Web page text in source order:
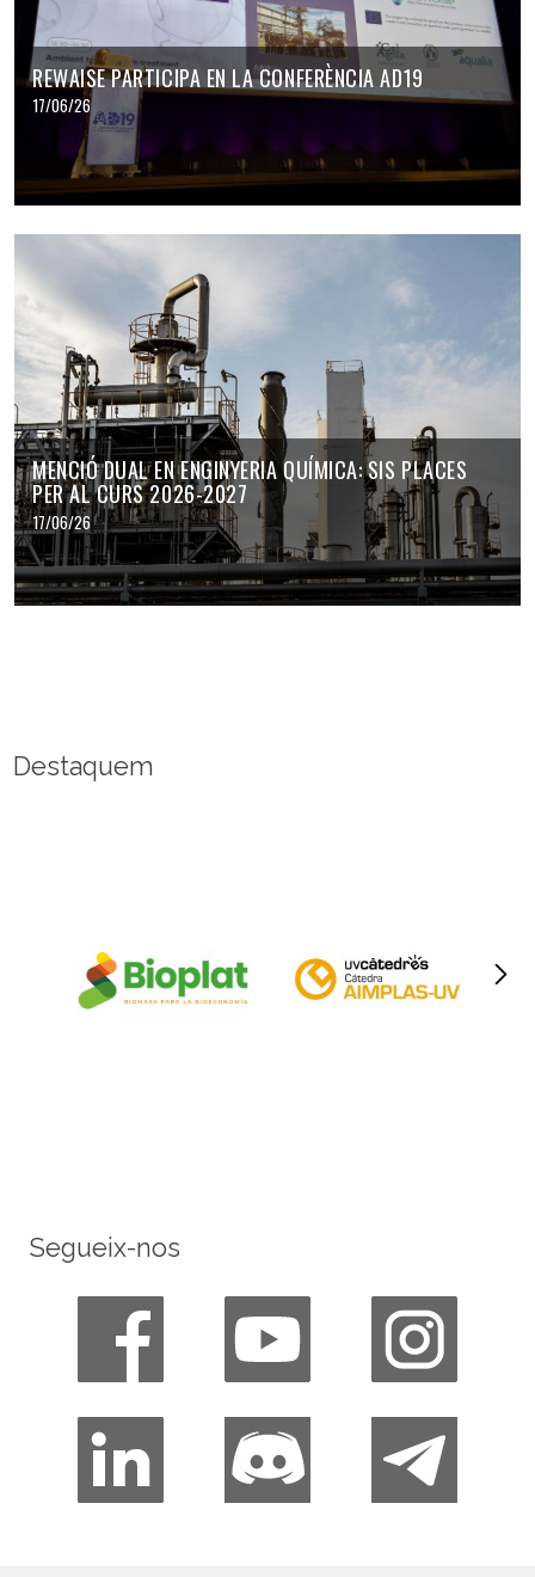
REWAISE PARTICIPA EN LA CONFERÈNCIA AD19
17/06/26
MENCIÓ DUAL EN ENGINYERIA QUÍMICA: SIS PLACES
PER AL CURS 2026-2027
17/06/26
Destaquem
Segueix-nos